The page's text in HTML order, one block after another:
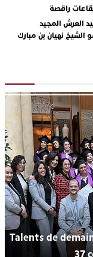
راقصة
العرش المجيد
نهيان بن مبارك
لعملية تحرير
بالجديدة ويستضيف
النسخة الثانية
Talents de
37